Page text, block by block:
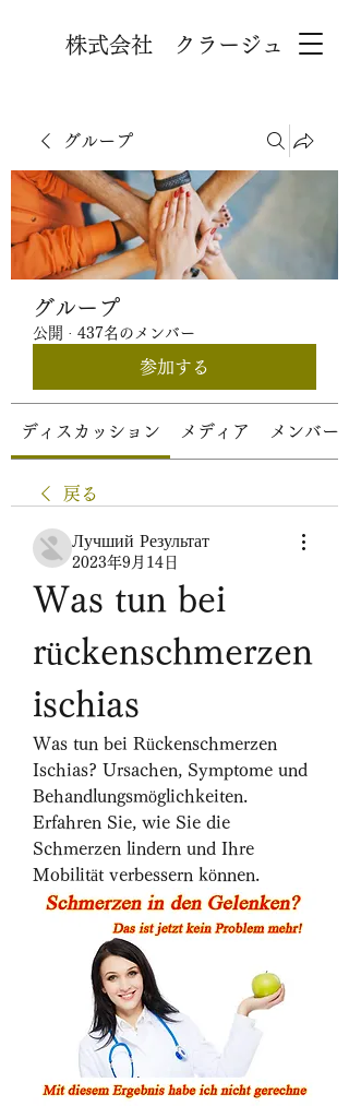
株式会社 クラージュ
グループ
グループ
公開 · 437名のメンバー
参加する
ディスカッション メディア メンバー
戻る
Лучший Результат
2023年9月14日
Was tun bei
rückenschmerzen
ischias
Was tun bei Rückenschmerzen
Ischias? Ursachen, Symptome und
Behandlungsmöglichkeiten.
Erfahren Sie, wie Sie die
Schmerzen lindern und Ihre
Mobilität verbessern können.